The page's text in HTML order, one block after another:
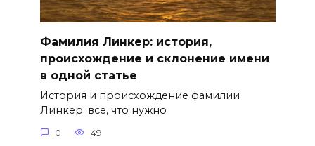
Фамилия Линкер: история,
происхождение и склонение имени
в одной статье
История и происхождение фамилии
Линкер: все, что нужно
0 49